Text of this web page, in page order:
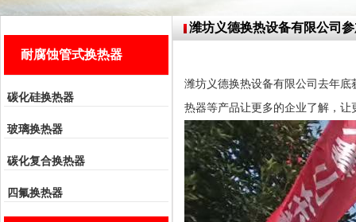
耐腐蚀管式换热器
碳化硅换热器
玻璃换热器
碳化复合换热器
四氟换热器
潍坊义德换热设备有限公司
潍坊义德换热设备有限公司去年
热器等产品让更多的企业了解，